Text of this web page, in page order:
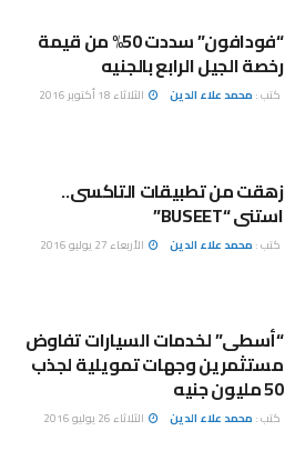
“فودافون” سددت 50% من قيمة
رخصة الجيل الرابع بالجنيه
كتب : محمد علاء الدين الثلاثاء 18 أكتوبر 2016
زهقت من تطبيقات التاكسى..
استنى “BUSEET”
كتب : محمد علاء الدين الأربعاء 27 يوليو 2016
“أسطى” لخدمات السيارات تفاوض
مستثمرين وجهات تمويلية لجذب
50 مليون جنيه
كتب : محمد علاء الدين الثلاثاء 26 يوليو 2016